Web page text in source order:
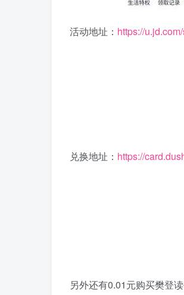
活动地址： https://
兑换地址： https://
另外还有0.01元购买樊登